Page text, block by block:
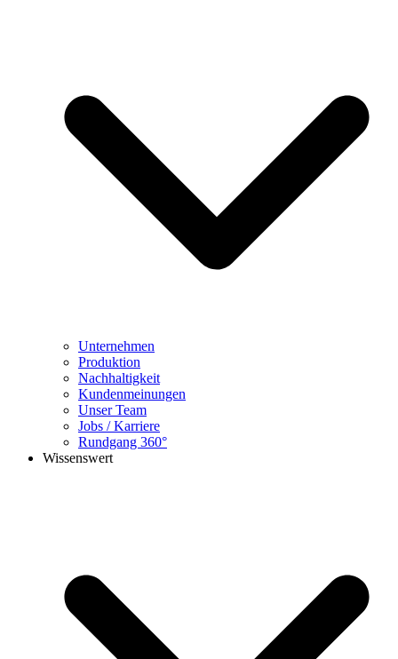
Unternehmen
Produktion
Nachhaltigkeit
Kundenmeinungen
Unser Team
Jobs / Karriere
Rundgang 360°
Wissenswert